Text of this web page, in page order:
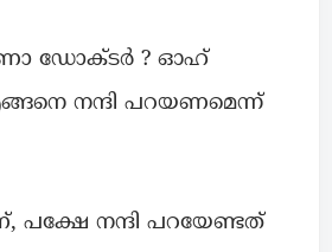
ഡോക്ടർ ? ഓഹ്
നന്ദി പറയണമെന്ന്
നന്ദി പറയേണ്ടത്